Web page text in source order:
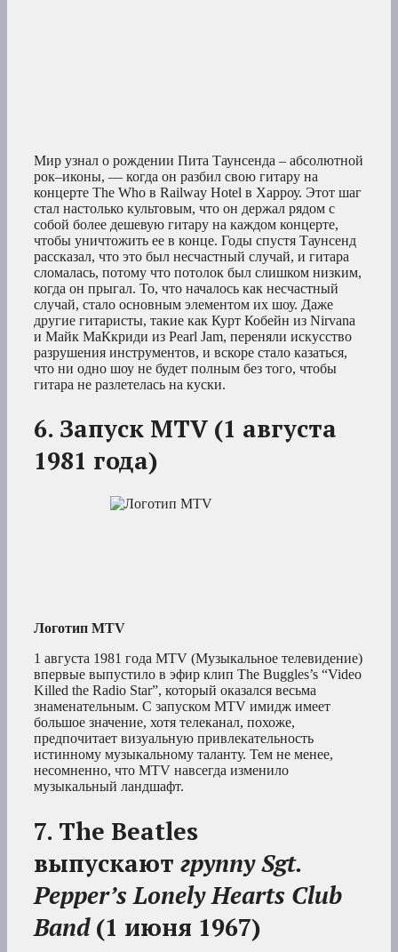
Мир узнал о рождении Пита Таунсенда – абсолютной
рок–иконы, — когда он разбил свою гитару на
концерте The Who в Railway Hotel в Харроу. Этот шаг
стал настолько культовым, что он держал рядом с
собой более дешевую гитару на каждом концерте,
чтобы уничтожить ее в конце. Годы спустя Таунсенд
рассказал, что это был несчастный случай, и гитара
сломалась, потому что потолок был слишком низким,
когда он прыгал. То, что началось как несчастный
случай, стало основным элементом их шоу. Даже
другие гитаристы, такие как Курт Кобейн из Nirvana
и Майк МаКкриди из Pearl Jam, переняли искусство
разрушения инструментов, и вскоре стало казаться,
что ни одно шоу не будет полным без того, чтобы
гитара не разлетелась на куски.
6. Запуск MTV (1 августа
1981 года)
Логотип MTV
1 августа 1981 года MTV (Музыкальное телевидение)
впервые выпустило в эфир клип The Buggles’s “Video
Killed the Radio Star”, который оказался весьма
знаменательным. С запуском MTV имидж имеет
большое значение, хотя телеканал, похоже,
предпочитает визуальную привлекательность
истинному музыкальному таланту. Тем не менее,
несомненно, что MTV навсегда изменило
музыкальный ландшафт.
7. The Beatles
выпускают группу Sgt.
Pepper’s Lonely Hearts Club
Band (1 июня 1967)